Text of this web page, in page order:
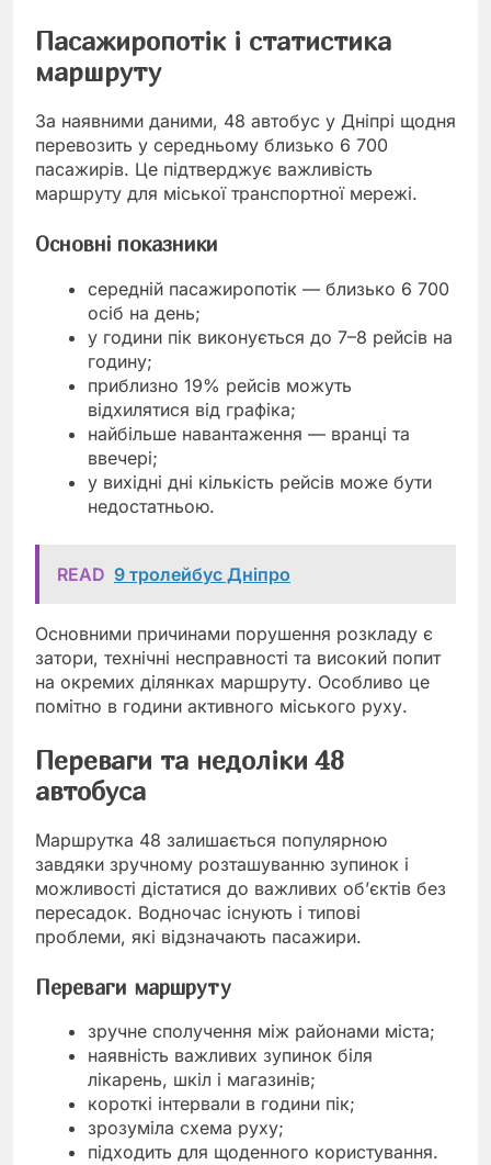
Пасажиропотік і статистика
маршруту
За наявними даними, 48 автобус у Дніпрі щодня
перевозить у середньому близько 6 700
пасажирів. Це підтверджує важливість
маршруту для міської транспортної мережі.
Основні показники
середній пасажиропотік — близько 6 700
осіб на день;
у години пік виконується до 7–8 рейсів на
годину;
приблизно 19% рейсів можуть
відхилятися від графіка;
найбільше навантаження — вранці та
ввечері;
у вихідні дні кількість рейсів може бути
недостатньою.
READ 9 тролейбус Дніпро
Основними причинами порушення розкладу є
затори, технічні несправності та високий попит
на окремих ділянках маршруту. Особливо це
помітно в години активного міського руху.
Переваги та недоліки 48
автобуса
Маршрутка 48 залишається популярною
завдяки зручному розташуванню зупинок і
можливості дістатися до важливих об’єктів без
пересадок. Водночас існують і типові
проблеми, які відзначають пасажири.
Переваги маршруту
зручне сполучення між районами міста;
наявність важливих зупинок біля
лікарень, шкіл і магазинів;
короткі інтервали в години пік;
зрозуміла схема руху;
підходить для щоденного користування.